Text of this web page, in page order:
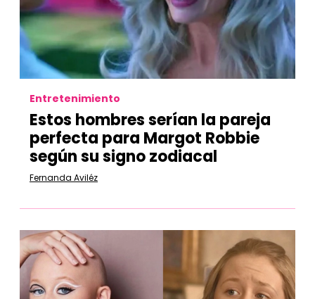
Entretenimiento
Estos hombres serían la pareja
perfecta para Margot Robbie
según su signo zodiacal
Fernanda Aviléz